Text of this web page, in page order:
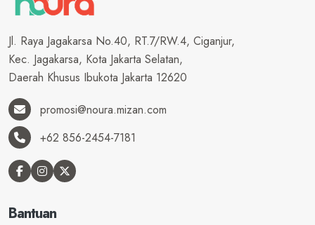
Jl. Raya Jagakarsa No.40, RT.7/RW.4, Ciganjur,
Kec. Jagakarsa, Kota Jakarta Selatan,
Daerah Khusus Ibukota Jakarta 12620
promosi@noura.mizan.com
+62 856-2454-7181
Bantuan